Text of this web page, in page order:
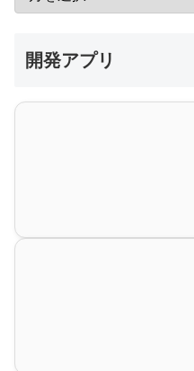
開発アプリ